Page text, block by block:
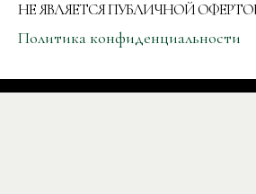
НЕ ЯВЛЯЕТСЯ ПУБЛИЧНОЙ
Политика конфиденциальности